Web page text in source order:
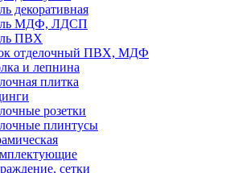
декоративная
МДФ, ЛДСП
ПВХ
отделочный ПВХ, МДФ
и лепнина
плитка
розетки
плинтусы
сетки